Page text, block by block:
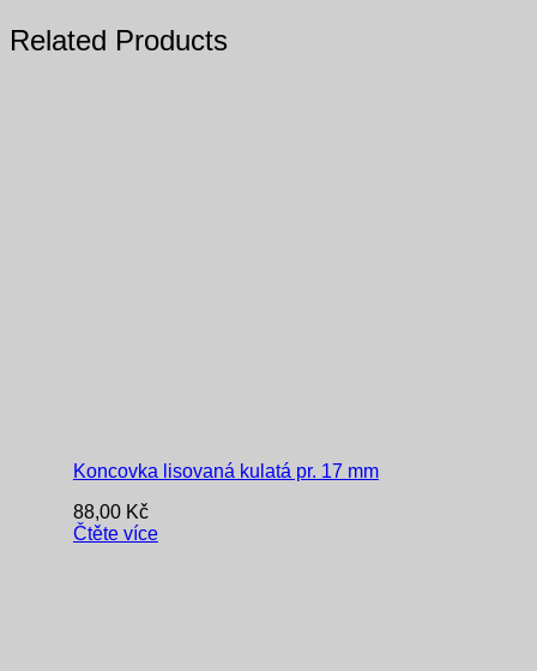
Related Products
Koncovka lisovaná kulatá pr. 17 mm
88,00 Kč
Čtěte více